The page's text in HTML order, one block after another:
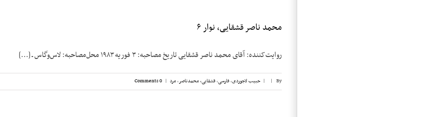
محمد ناصر قشقایی، نوار ۶
روایت‌کننده: آقای محمد ناصر قشقایی تاریخ مصاحبه: ۳ فوریه ۱۹۸۳ محل‌مصاحبه: لاس‌وگاس ـ [...]
By
|
| حبیب لاجوردی,فارسی,قشقایی، محمدناصر,مرد |
0 Comments